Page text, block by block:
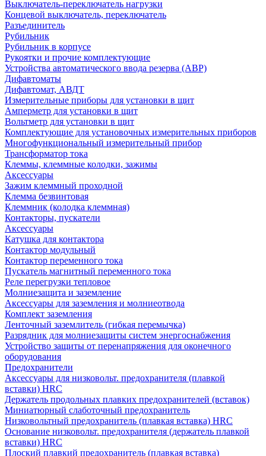
Выключатель-переключатель нагрузки
Концевой выключатель, переключатель
Разъединитель
Рубильник
Рубильник в корпусе
Рукоятки и прочие комплектующие
Устройства автоматического ввода резерва (АВР)
Дифавтоматы
Дифавтомат, АВДТ
Измерительные приборы для установки в щит
Амперметр для установки в щит
Вольтметр для установки в щит
Комплектующие для установочных измерительных приборов
Многофункциональный измерительный прибор
Трансформатор тока
Клеммы, клеммные колодки, зажимы
Аксессуары
Зажим клеммный проходной
Клемма безвинтовая
Клеммник (колодка клеммная)
Контакторы, пускатели
Аксессуары
Катушка для контактора
Контактор модульный
Контактор переменного тока
Пускатель магнитный переменного тока
Реле перегрузки тепловое
Молниезащита и заземление
Аксессуары для заземления и молниеотвода
Комплект заземления
Ленточный заземлитель (гибкая перемычка)
Разрядник для молниезащиты систем энергоснабжения
Устройство защиты от перенапряжения для оконечного
оборудования
Предохранители
Аксессуары для низковольт. предохранителя (плавкой
вставки) HRC
Держатель продольных плавких предохранителей (вставок)
Миниатюрный слаботочный предохранитель
Низковольтный предохранитель (плавкая вставка) HRC
Основание низковольт. предохранителя (держатель плавкой
вставки) HRC
Плоский плавкий предохранитель (плавкая вставка)